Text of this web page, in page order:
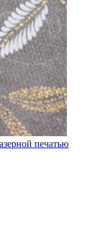
печатью